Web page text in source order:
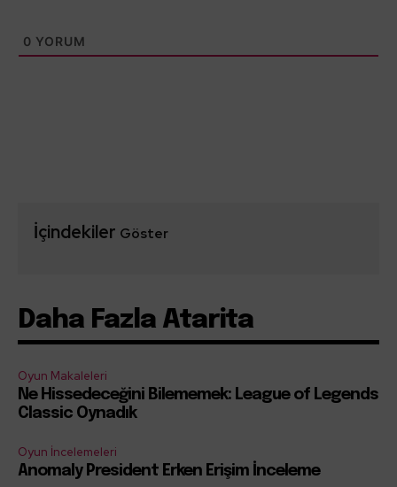
0 YORUM
İçindekiler Göster
Daha Fazla Atarita
Oyun Makaleleri
Ne Hissedeceğini Bilememek: League of Legends
Classic Oynadık
Oyun İncelemeleri
Anomaly President Erken Erişim İnceleme